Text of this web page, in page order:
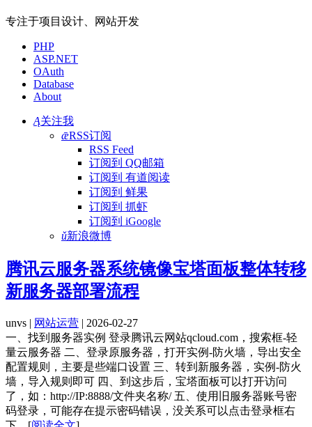
专注于项目设计、网站开发
PHP
ASP.NET
OAuth
Database
About
Ą关注我
ǣRSS订阅
RSS Feed
订阅到 QQ邮箱
订阅到 有道阅读
订阅到 鲜果
订阅到 抓虾
订阅到 iGoogle
ǔ新浪微博
腾讯云服务器系统镜像宝塔面板整体转移
新服务器部署流程
unvs | 网站运营 | 2026-02-27
一、找到服务器实例 登录腾讯云网站qcloud.com，搜索框-轻
量云服务器 二、登录原服务器，打开实例-防火墙，导出安全
配置规则，主要是些端口设置 三、转到新服务器，实例-防火
墙，导入规则即可 四、到这步后，宝塔面板可以打开访问
了，如：http://IP:8888/文件夹名称/ 五、使用旧服务器账号密
码登录，可能存在提示密码错误，没关系可以点击登录框右